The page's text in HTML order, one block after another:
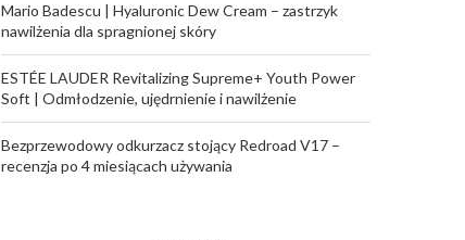
Mario Badescu | Hyaluronic Dew Cream – zastrzyk
nawilżenia dla spragnionej skóry
ESTÉE LAUDER Revitalizing Supreme+ Youth Power
Soft | Odmłodzenie, ujędrnienie i nawilżenie
Bezprzewodowy odkurzacz stojący Redroad V17 –
recenzja po 4 miesiącach używania